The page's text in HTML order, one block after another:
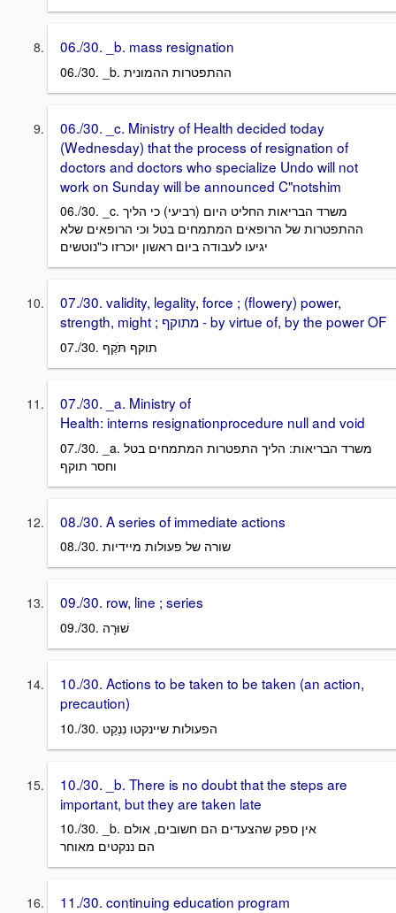
06./30. _b. mass resignation
06./30. _b. ההתפטרות ההמונית
06./30. _c. Ministry of Health decided today
(Wednesday) that the process of resignation of
doctors and doctors who specialize Undo will not
work on Sunday will be announced C"notshim
06./30. _c. משרד הבריאות החליט היום (רביעי) כי הליך
ההתפטרות של הרופאים המתמחים בטל וכי הרופאים שלא
יגיעו לעבודה ביום ראשון יוכרזו כ"נוטשים
07./30. validity, legality, force ; (flowery) power,
strength, might ; מתוקף - by virtue of, by the power OF
07./30. תוקף תֹּקֶף
07./30. _a. Ministry of
Health: interns resignationprocedure null and void
07./30. _a. משרד הבריאות: הליך התפטרות המתמחים בטל
וחסר תוקף
08./30. A series of immediate actions
08./30. שורה של פעולות מיידיות
09./30. row, line ; series
10./30. Actions to be taken to be taken (an action,
precaution)
10./30. הפעולות שיינקטו נִנְקַט
10./30. _b. There is no doubt that the steps are
important, but they are taken late
10./30. _b. אין ספק שהצעדים הם חשובים, אולם
הם ננקטים מאוחר
11./30. continuing education program